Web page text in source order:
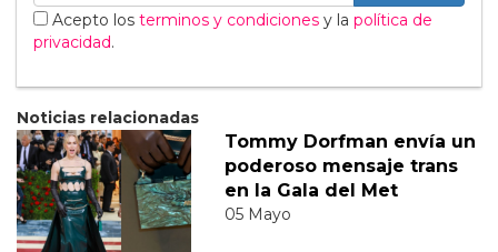
Acepto los terminos y condiciones y la política de
privacidad.
Noticias relacionadas
Tommy Dorfman envía un
poderoso mensaje trans
en la Gala del Met
05 Mayo